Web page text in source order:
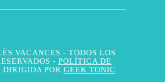
VACANCES - TODOS LOS
- POLÍTICA DE
DIRIGIDA POR GEEK TONIC